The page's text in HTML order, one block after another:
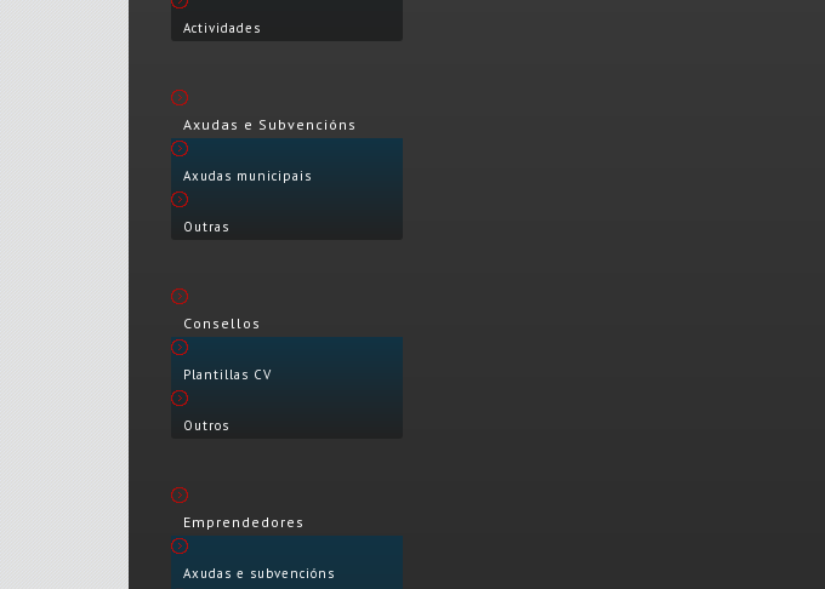
Actividades
Axudas e Subvencións
Axudas municipais
Outras
Consellos
Plantillas CV
Outros
Emprendedores
Axudas e subvencións